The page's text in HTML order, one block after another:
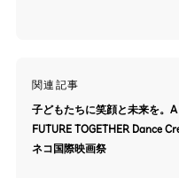
関連記事
子どもたちに笑顔と未来を。A
FUTURE TOGETHER Dance
ネコ国際映画祭